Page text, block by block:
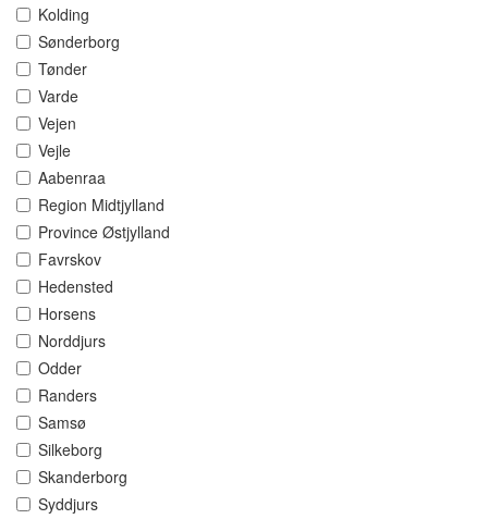
Kolding
Sønderborg
Tønder
Varde
Vejen
Vejle
Aabenraa
Region Midtjylland
Province Østjylland
Favrskov
Hedensted
Horsens
Norddjurs
Odder
Randers
Samsø
Silkeborg
Skanderborg
Syddjurs